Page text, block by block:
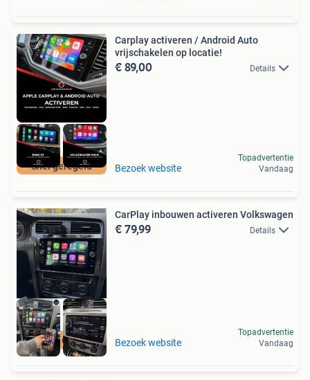
Snel geregeld
Carplay activeren / Android Auto
vrijschakelen op locatie!
€ 89,00 Details
Bezoek website
Topadvertentie
Vandaag
Volledig Origineel
CarPlay inbouwen activeren Volkswagen
€ 79,99 Details
Bezoek website
Topadvertentie
Vandaag